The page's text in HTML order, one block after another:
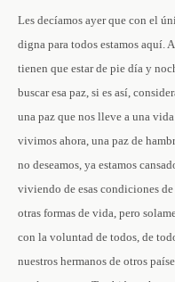
Les decíamos ayer que con el
digna para todos estamos aquí.
tienen que estar de pie día y
buscar esa paz, si es así,
una paz que nos lleve a una
vivimos ahora, una paz de
no deseamos, ya estamos
viviendo de esas condiciones
otras formas de vida, pero
con la voluntad de todos, de
nuestros hermanos de otros